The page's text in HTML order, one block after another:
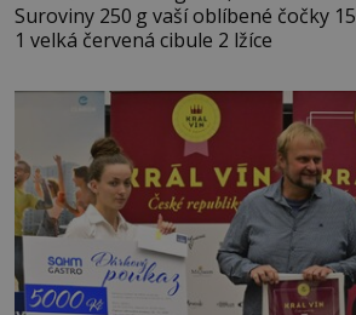
Suroviny 250 g vaší oblíbené čočky 150 g cherry rajčátek
1 velká červená cibule 2 lžíce